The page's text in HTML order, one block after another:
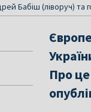
Бабіш (ліворуч)
Про